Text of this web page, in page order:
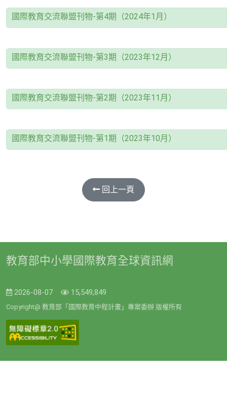
國際教育交流聯盟刊物-第4期（2024年1月）
國際教育交流聯盟刊物-第3期（2023年12月）
國際教育交流聯盟刊物-第2期（2023年11月）
國際教育交流聯盟刊物-第1期（2023年10月）
回上一頁
教育部中小學國際教育全球資訊網
2026-08-07 15,549,849
Copyright@ 教育部「國際教育中程計畫」專案委辦 版權所有